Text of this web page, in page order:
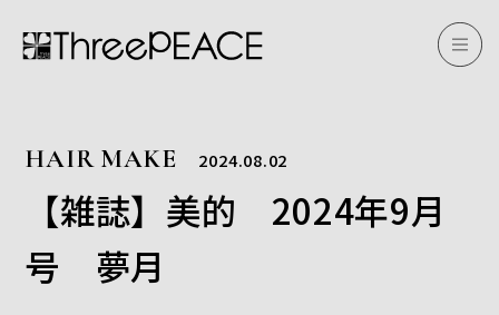
HAIR MAKE 2024.08.02
【雑誌】美的 2024年9月
号 夢月